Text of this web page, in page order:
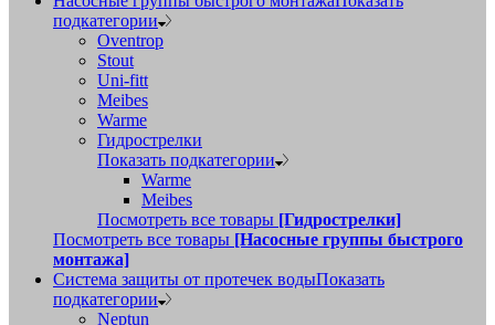
подкатегории
Oventrop
Stout
Uni-fitt
Meibes
Warme
Гидрострелки
Показать подкатегории
Warme
Meibes
Посмотреть все товары [Гидрострелки]
Посмотреть все товары [Насосные группы быстрого
монтажа]
Система защиты от протечек водыПоказать
подкатегории
Neptun